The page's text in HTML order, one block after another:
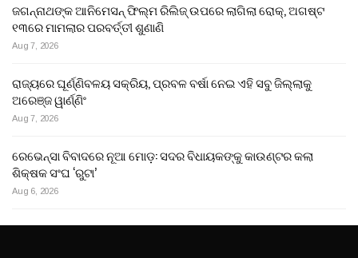
ଜଗନ୍ନାଥଙ୍କ ଆନିମେସନ୍ ଫିଲ୍ମ ରିଲିଜ୍ ଉପରେ ଲାଗିଲା ରୋକ୍, ଅଗଷ୍ଟ
୧୩ରେ ମାମଲାର ପରବର୍ତ୍ତୀ ଶୁଣାଣି
Aug 7, 2026
ରାଜ୍ୟରେ ଘୂର୍ଣ୍ଣିବଳୟ ସକ୍ରିୟ, ପ୍ରବଳ ବର୍ଷା ନେଇ ଏହି ସବୁ ଜିଲ୍ଲାକୁ
ଅରେଞ୍ଜ ୱାର୍ଣ୍ଣିଂ
Aug 7, 2026
ରେଭେନ୍ସା ବିବାଦରେ ନୂଆ ମୋଡ଼: ସଦର ବିଧାୟକଙ୍କୁ କାଉଣ୍ଟର କଲା
ଶିକ୍ଷକ ସଂଘ ‘ରୁଟା’
Aug 6, 2026